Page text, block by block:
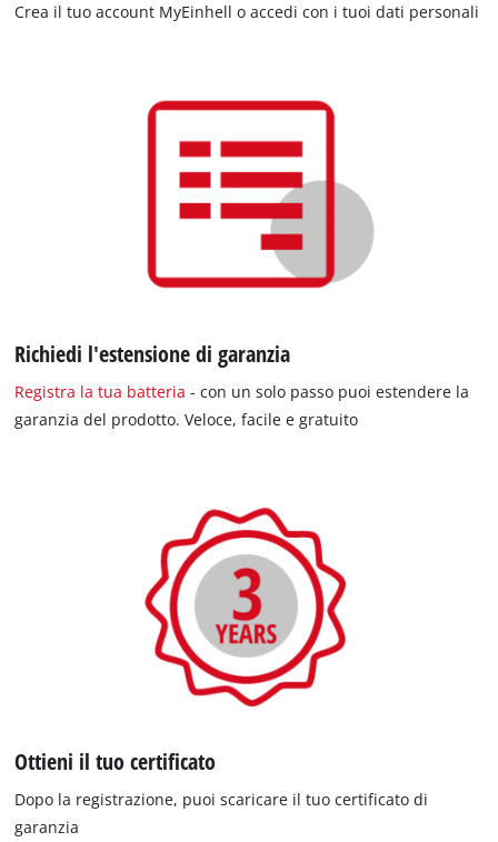
Crea il tuo account MyEinhell o accedi con i tuoi dati personali
Richiedi l'estensione di garanzia
Registra la tua batteria - con un solo passo puoi estendere la
garanzia del prodotto. Veloce, facile e gratuito
Ottieni il tuo certificato
Dopo la registrazione, puoi scaricare il tuo certificato di
garanzia